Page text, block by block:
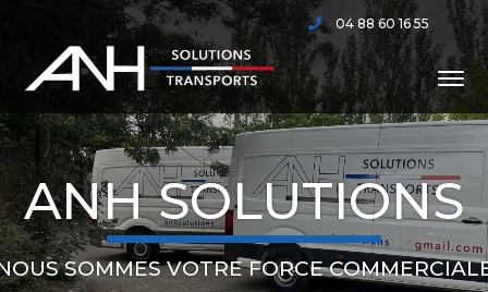
04 88 60 16 55
ANH SOLUTIONS
SOMMES VOTRE FORCE